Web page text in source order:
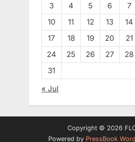
3
4 5 6 7
10
11 12 13 14
17
18 19 20 21
24
25 26 27 28
31
« Jul
Copyright © 2026
Powered by PressBook